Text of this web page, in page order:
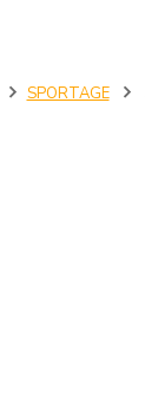
SPORTAGE